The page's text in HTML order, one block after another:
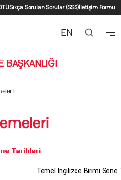
menü
Sıkça Sorulan Sorular (SSS)İletişim Formu
BAŞKANLIĞI
EN
Tarihleri
Temel İngilizce Birimi Sene